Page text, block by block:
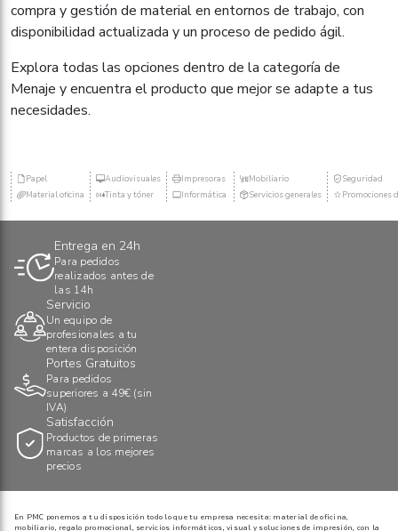
compra y gestión de material en entornos de trabajo, con
disponibilidad actualizada y un proceso de pedido ágil.
Explora todas las opciones dentro de la categoría de
Menaje y encuentra el producto que mejor se adapte a tus
necesidades.
Papel
Material oficina
Audiovisuales
Tinta y tóner
Impresoras
Informática
Mobiliario
Servicios generales
Seguridad
Promociones
Entrega en 24h
Para pedidos
realizados antes de
las 14h
Servicio
Un equipo de
profesionales a tu
entera disposición
Portes Gratuitos
Para pedidos
superiores a 49€ (sin
IVA)
Satisfacción
Productos de primeras
marcas a los mejores
precios
En PMC ponemos a tu disposición todo lo que tu empresa necesita: material de oficina,
mobiliario, regalo promocional, servicios informáticos, visual y soluciones de impresión, con la